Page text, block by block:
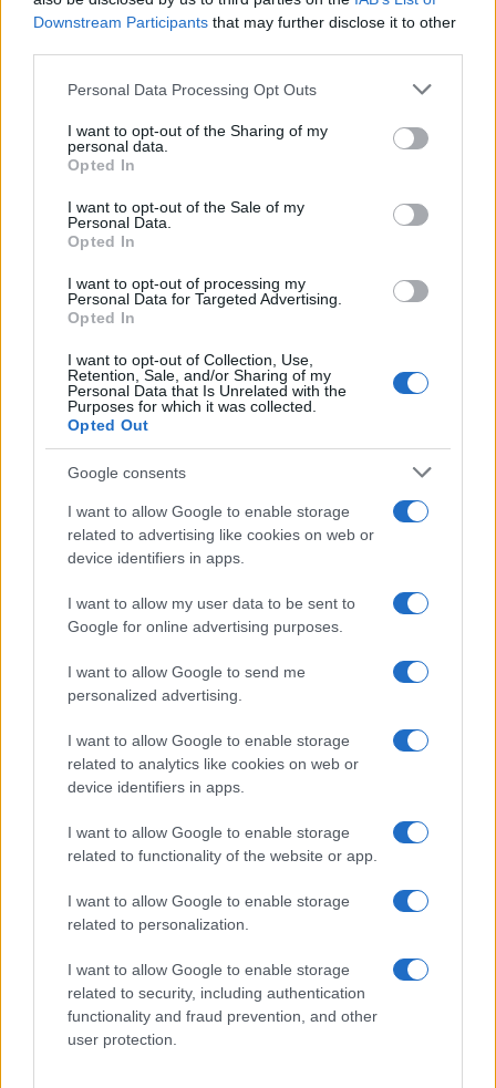
Downstream Participants that may further disclose it to other
Please note that this website/app uses one or more Google
not limited to your visit or usage behaviour. You may click to
grant or deny consent to Google and its third-party tags to
use your data for below specified purposes in below Google
consent section.
Personal Data Processing Opt Outs
I want to opt-out of the Sharing of my
personal data.
Opted In
I want to opt-out of the Sale of my
Personal Data.
Opted In
I want to opt-out of processing my
Personal Data for Targeted Advertising.
Opted In
I want to opt-out of Collection, Use,
Retention, Sale, and/or Sharing of my
Personal Data that Is Unrelated with the
Purposes for which it was collected.
Opted Out
Google consents
I want to allow Google to enable storage
related to advertising like cookies on web or
device identifiers in apps.
I want to allow my user data to be sent to
Google for online advertising purposes.
I want to allow Google to send me
personalized advertising.
I want to allow Google to enable storage
related to analytics like cookies on web or
device identifiers in apps.
I want to allow Google to enable storage
related to functionality of the website or app.
I want to allow Google to enable storage
related to personalization.
I want to allow Google to enable storage
related to security, including authentication
functionality and fraud prevention, and other
user protection.
Új megegyezés adhat zöld lámpát
Júdea és Szamária egyes
részeinek annektálásához?
2020. április 6.
Miért nem értik az izraeli
telepeseket az európai fiatalok?
2020. február 23.
Biden is elítéli az izraeli telepek
legalizálását
2019. november 27.